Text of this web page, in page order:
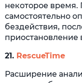
некоторое время.
самостоятельно
бездействия,
приостановление
21. RescueTime
Расширение